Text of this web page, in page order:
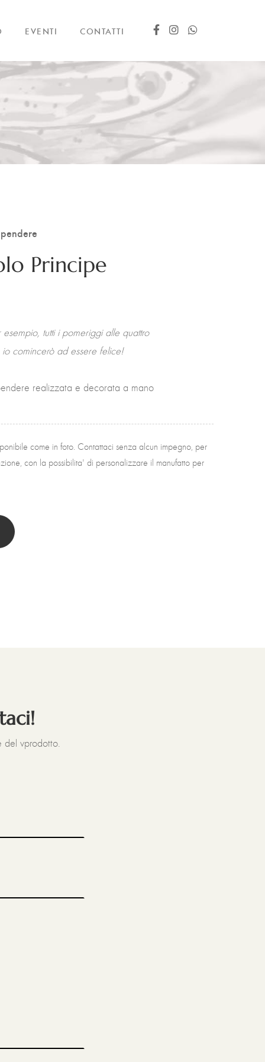
EVENTI CONTATTI
Principe
tutti i pomeriggi alle quattro
comincerò ad essere felice!
realizzata e decorata a mano
come in foto. Contattaci senza alcun impegno, per
con la possibilita' di personalizzare il manufatto per
del vprodotto.